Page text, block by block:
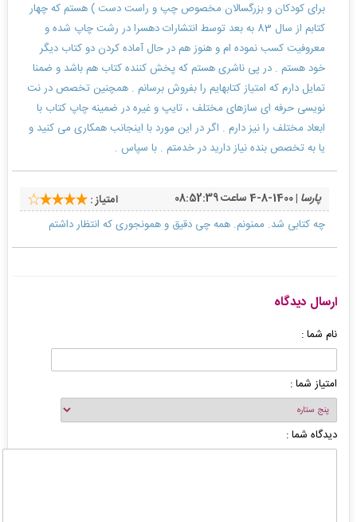
برای کودکان و بزرگسالان مخصوص چپ و راست دست ) هستم که چهار
کتابم از سال 83 به بعد توسط انتشارات دهسرا در رشت چاپ شده و
معروفیت کسب نموده ام و هنوز هم در حال آماده کردن دو کتاب دیگر
خود هستم . در پی ناشری هستم که پخش کننده کتاب هم باشد و ضمنا
تمایل دارم که امتیاز کتابهایم را بفروش برسانم . همچنین تخصص در نت
نویسی حرفه ای سازهای مختلف ، تایپ و غیره در ضمینه چاپ کتاب با
ابعاد مختلف را نیز دارم . اگر در این مورد با اینجانب همکاری می کنید و
یا به تخصص بنده نیاز دارید در خدمتم . با سپاس .
پارسا | 1400-8-4 ساعت 08:52:39
امتیاز :
چه کتابی شد. ممنونم. همه چی دقیق و همونجوری که انتظار داشتم
ارسال دیدگاه
نام شما :
امتیاز شما :
دیدگاه شما :